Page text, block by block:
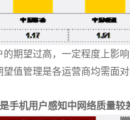
期望过高，一定程度上影
值管理是各运营商均需面
手机用户感知中网络质量较